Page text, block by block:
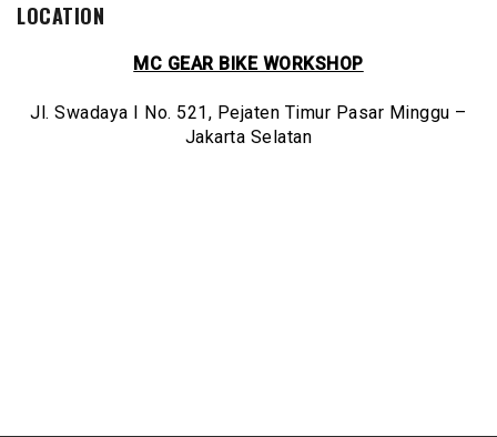
LOCATION
MC GEAR BIKE WORKSHOP
Jl. Swadaya I No. 521, Pejaten Timur Pasar Minggu –
Jakarta Selatan